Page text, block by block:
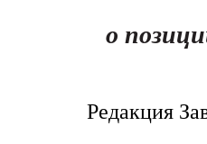
о
Редакция